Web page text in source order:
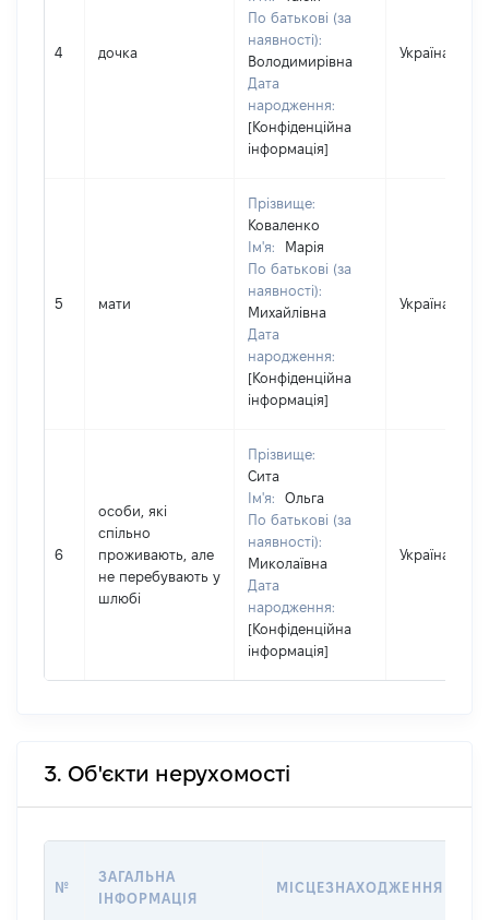
4 дочка
По батькові (за
наявності):
Володимирівна
Дата
народження:
[Конфіденційна
інформація]
Україна
5 мати
Прізвище:
Коваленко
Ім'я:
Марія
По батькові (за
наявності):
Михайлівна
Дата
народження:
[Конфіденційна
інформація]
Україна
6
особи, які
спільно
проживають, але
не перебувають у
шлюбі
Прізвище:
Сита
Ім'я:
Ольга
По батькові (за
наявності):
Миколаївна
Дата
народження:
[Конфіденційна
інформація]
Україна
3. Об'єкти нерухомості
№
ЗАГАЛЬНА
ІНФОРМАЦІЯ
МІСЦЕЗНАХОДЖЕННЯ